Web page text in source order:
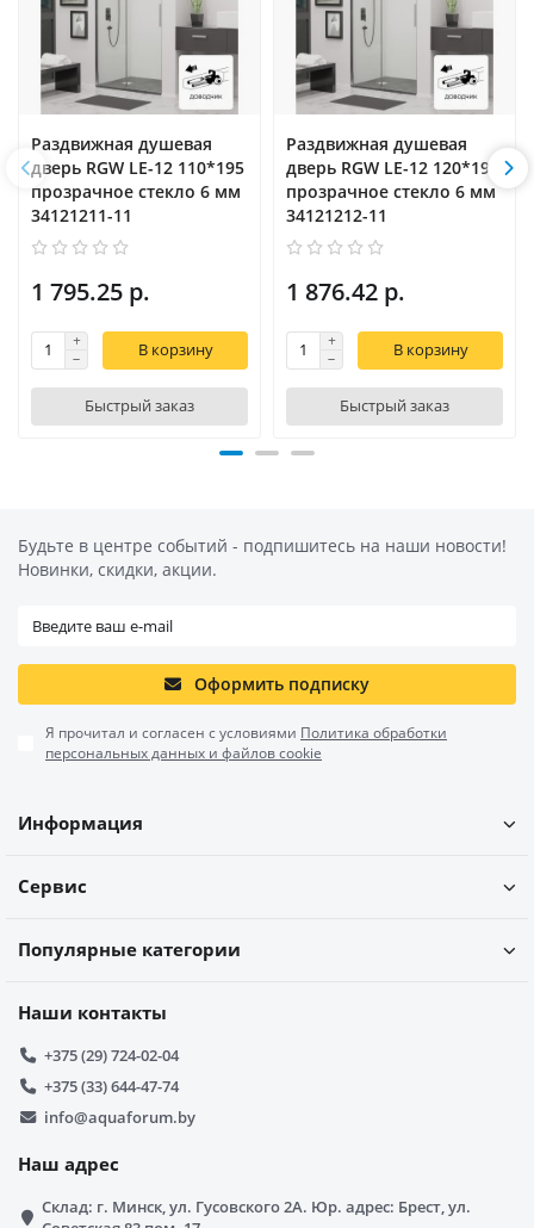
Раздвижная душевая
дверь RGW LE-12 110*195
прозрачное стекло 6 мм
34121211-11
1 795.25 р.
В корзину
Быстрый заказ
Раздвижная душевая
дверь RGW LE-12 120*195
прозрачное стекло 6 мм
34121212-11
1 876.42 р.
В корзину
Быстрый заказ
Будьте в центре событий - подпишитесь на наши новости!
Новинки, скидки, акции.
Оформить подписку
Я прочитал и согласен с условиями Политика обработки
персональных данных и файлов cookie
Информация
Сервис
Популярные категории
Наши контакты
+375 (29) 724-02-04
+375 (33) 644-47-74
info@aquaforum.by
Наш адрес
Склад: г. Минск, ул. Гусовского 2А. Юр. адрес: Брест, ул.